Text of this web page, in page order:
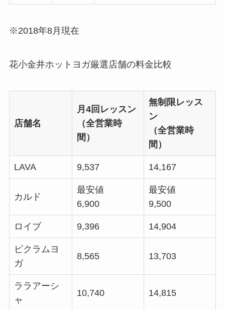
※2018年8月現在
花小金井ホットヨガ厳選店舗の料金比較
店舗名
月4回レッスン
（全営業時
間）
無制限レッス
ン
（全営業時
間）
LAVA 9,537 14,167
カルド
最安値
6,900
最安値
9,500
ロイブ 9,396 14,904
ビクラムヨ
ガ
8,565 13,703
ララアーシ
ャ
10,740 14,815